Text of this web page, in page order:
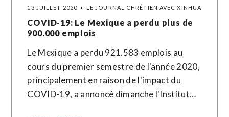
13 JUILLET 2020 LE JOURNAL CHRÉTIEN AVEC XINHUA
COVID-19: Le Mexique a perdu plus de
900.000 emplois
Le Mexique a perdu 921.583 emplois au
cours du premier semestre de l'année 2020,
principalement en raison de l'impact du
COVID-19, a annoncé dimanche l'Institut…